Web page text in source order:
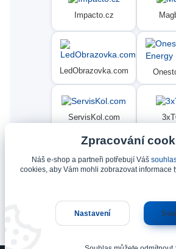
Impacto.cz
LedObrazovka.com
ServisKol.com
Condat
Zpracování
Náš e-shop a partneři potřebují Váš
cookies, aby Vám mohli zobrazovat informace
Nastavení